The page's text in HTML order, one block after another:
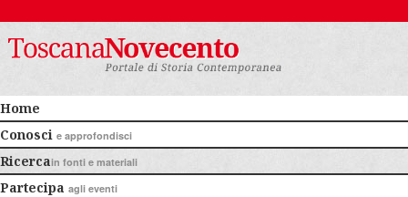
Home
Conosci e approfondisci
Ricercain fonti e materiali
Partecipa agli eventi